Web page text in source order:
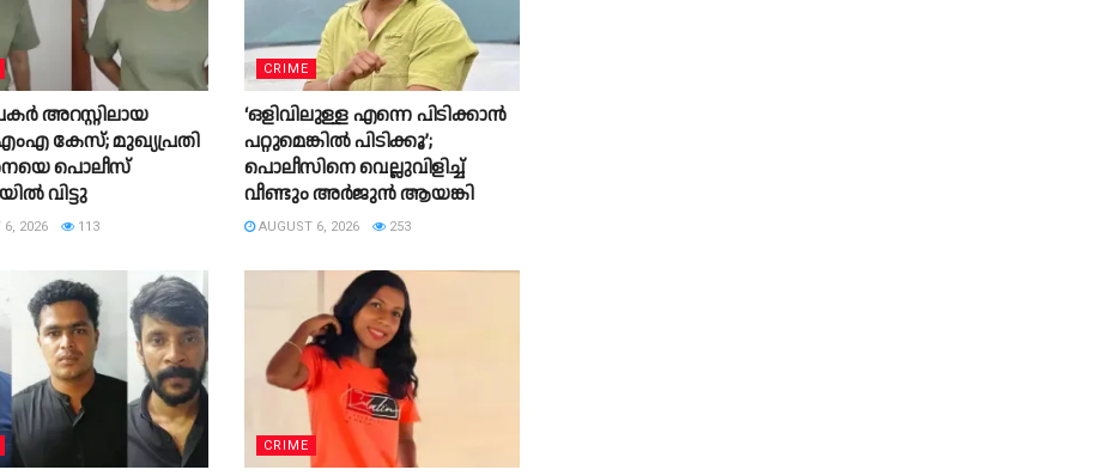
അറസ്റ്റിലായ
കേസ്; മുഖ്യപ്രതി
പൊലീസ്
വിട്ടു
6, 2026 113
CRIME
‘ഒളിവിലുള്ള എന്നെ പിടിക്കാൻ
പറ്റുമെങ്കിൽ പിടിക്കൂ’;
പൊലീസിനെ വെല്ലുവിളിച്ച്
വീണ്ടും അർജുൻ ആയങ്കി
AUGUST 6, 2026 253
CRIME